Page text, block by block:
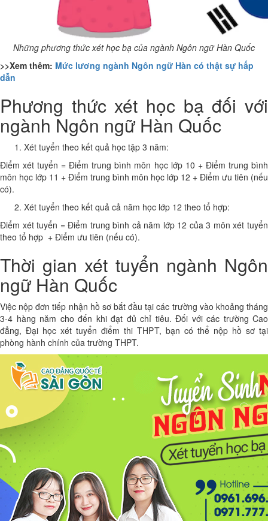
Những phương thức xét học bạ của ngành Ngôn ngữ Hàn Quốc
>>Xem thêm: Mức lương ngành Ngôn ngữ Hàn có thật sự hấp
dẫn
Phương thức xét học bạ đối với
ngành Ngôn ngữ Hàn Quốc
Xét tuyển theo kết quả học tập 3 năm:
Điểm xét tuyển = Điểm trung bình môn học lớp 10 + Điểm trung bình
môn học lớp 11 + Điểm trung bình môn học lớp 12 + Điểm ưu tiên (nếu
có).
Xét tuyển theo kết quả cả năm học lớp 12 theo tổ hợp:
Điểm xét tuyển = Điểm trung bình cả năm lớp 12 của 3 môn xét tuyển
theo tổ hợp + Điểm ưu tiên (nếu có).
Thời gian xét tuyển ngành Ngôn
ngữ Hàn Quốc
Việc nộp đơn tiếp nhận hồ sơ bắt đầu tại các trường vào khoảng tháng
3-4 hàng năm cho đến khi đạt đủ chỉ tiêu. Đối với các trường Cao
đẳng, Đại học xét tuyển điểm thi THPT, bạn có thể nộp hồ sơ tại
phòng hành chính của trường THPT.